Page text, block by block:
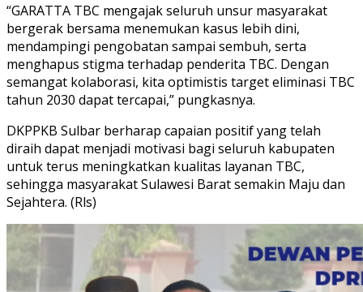
“GARATTA TBC mengajak seluruh unsur masyarakat
bergerak bersama menemukan kasus lebih dini,
mendampingi pengobatan sampai sembuh, serta
menghapus stigma terhadap penderita TBC. Dengan
semangat kolaborasi, kita optimistis target eliminasi TBC
tahun 2030 dapat tercapai,” pungkasnya.
DKPPKB Sulbar berharap capaian positif yang telah
diraih dapat menjadi motivasi bagi seluruh kabupaten
untuk terus meningkatkan kualitas layanan TBC,
sehingga masyarakat Sulawesi Barat semakin Maju dan
Sejahtera. (Rls)